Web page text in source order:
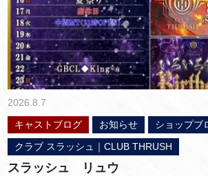
2026.8.7
キャストブログ
お知らせ
ショップブ
クラブ スラッシュ｜CLUB THRUSH
スラッシュ リュウ